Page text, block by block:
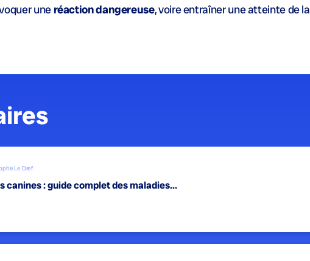
une réaction dangereuse, voire entraîner une atteinte de la
Le Dref
canines : guide complet des maladies...